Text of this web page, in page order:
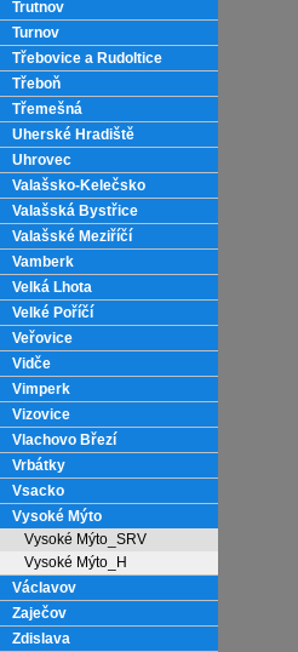
Trutnov
Turnov
Třebovice a Rudoltice
Třeboň
Třemešná
Uherské Hradiště
Uhrovec
Valašsko-Kelečsko
Valašská Bystřice
Valašské Meziříčí
Vamberk
Velká Lhota
Velké Poříčí
Veřovice
Vidče
Vimperk
Vizovice
Vlachovo Březí
Vrbátky
Vsacko
Vysoké Mýto
Vysoké Mýto_SRV
Vysoké Mýto_H
Václavov
Zaječov
Zdislava